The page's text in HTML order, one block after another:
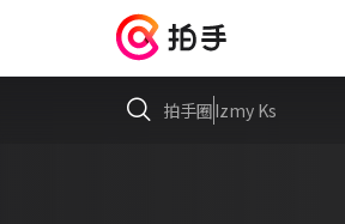
拍手圈Izmy Ks